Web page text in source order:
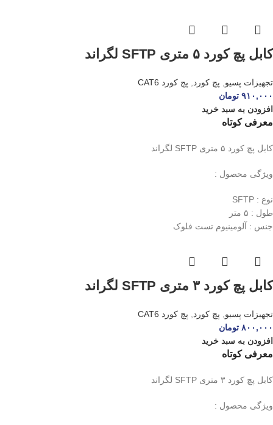
کابل پچ کورد ۵ متری SFTP لگراند
تجهیزات پسیو پچ کورد
پچ کورد CAT6
۹۱۰,۰۰۰ تومان
افزودن به سبد خرید
معرفی کوتاه
کابل پچ کورد ۵ متری SFTP لگراند
ویژگی محصول :
نوع : SFTP
طول : ۵ متر
جنس : آلومینیوم تست فلوک
کابل پچ کورد ۳ متری SFTP لگراند
تجهیزات پسیو پچ کورد
پچ کورد CAT6
۸۰۰,۰۰۰ تومان
افزودن به سبد خرید
معرفی کوتاه
کابل پچ کورد ۳ متری SFTP لگراند
ویژگی محصول :